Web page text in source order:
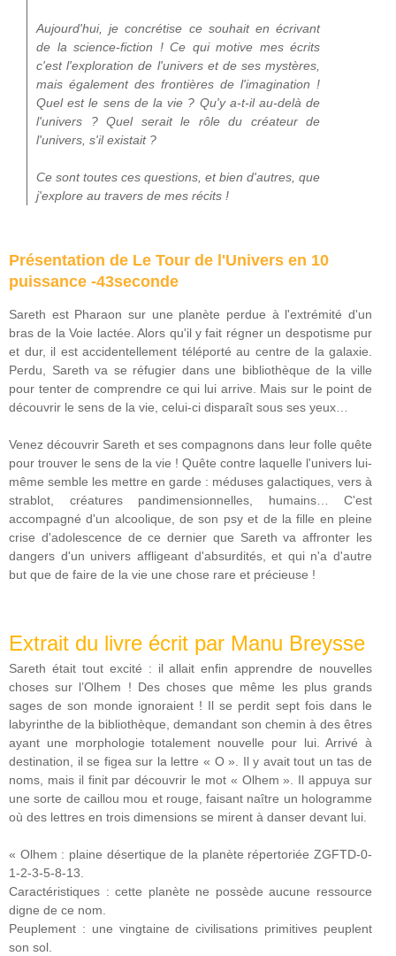
Aujourd'hui, je concrétise ce souhait en écrivant
de la science-fiction ! Ce qui motive mes écrits
c'est l'exploration de l'univers et de ses mystères,
mais également des frontières de l'imagination !
Quel est le sens de la vie ? Qu'y a-t-il au-delà de
l'univers ? Quel serait le rôle du créateur de
l'univers, s'il existait ?
Ce sont toutes ces questions, et bien d'autres, que
j'explore au travers de mes récits !
Présentation de Le Tour de l'Univers en 10
puissance -43seconde
Sareth est Pharaon sur une planète perdue à l'extrémité d'un
bras de la Voie lactée. Alors qu'il y fait régner un despotisme pur
et dur, il est accidentellement téléporté au centre de la galaxie.
Perdu, Sareth va se réfugier dans une bibliothèque de la ville
pour tenter de comprendre ce qui lui arrive. Mais sur le point de
découvrir le sens de la vie, celui-ci disparaît sous ses yeux…
Venez découvrir Sareth et ses compagnons dans leur folle quête
pour trouver le sens de la vie ! Quête contre laquelle l'univers lui-
même semble les mettre en garde : méduses galactiques, vers à
strablot, créatures pandimensionnelles, humains… C'est
accompagné d'un alcoolique, de son psy et de la fille en pleine
crise d'adolescence de ce dernier que Sareth va affronter les
dangers d'un univers affligeant d'absurdités, et qui n'a d'autre
but que de faire de la vie une chose rare et précieuse !
Extrait du livre écrit par Manu Breysse
Sareth était tout excité : il allait enfin apprendre de nouvelles
choses sur l’Olhem ! Des choses que même les plus grands
sages de son monde ignoraient ! Il se perdit sept fois dans le
labyrinthe de la bibliothèque, demandant son chemin à des êtres
ayant une morphologie totalement nouvelle pour lui. Arrivé à
destination, il se figea sur la lettre « O ». Il y avait tout un tas de
noms, mais il finit par découvrir le mot « Olhem ». Il appuya sur
une sorte de caillou mou et rouge, faisant naître un hologramme
où des lettres en trois dimensions se mirent à danser devant lui.
« Olhem : plaine désertique de la planète répertoriée ZGFTD-0-
1-2-3-5-8-13.
Caractéristiques : cette planète ne possède aucune ressource
digne de ce nom.
Peuplement : une vingtaine de civilisations primitives peuplent
son sol.